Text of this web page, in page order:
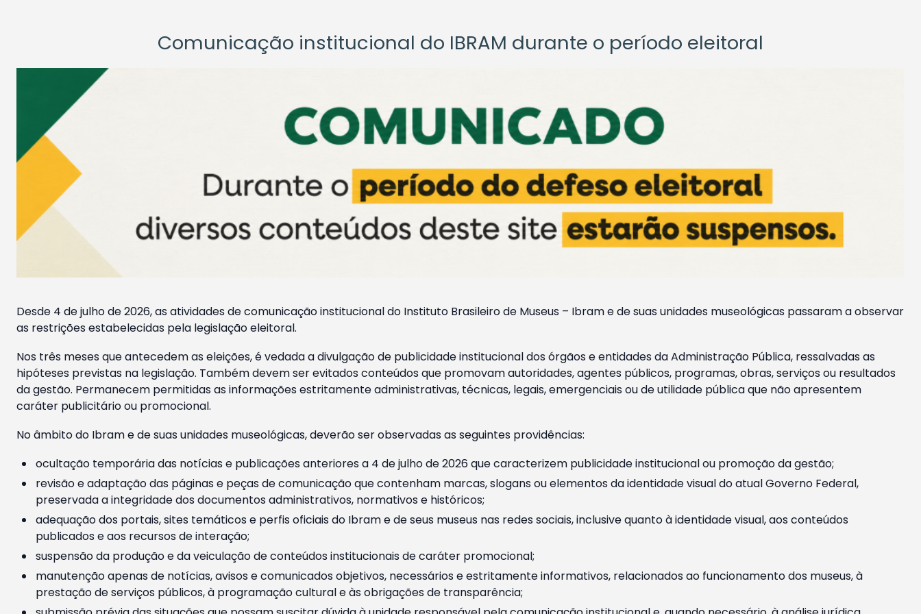
Comunicação institucional do IBRAM durante o período eleitoral
Desde 4 de julho de 2026, as atividades de comunicação institucional do Instituto Brasileiro de Museus – Ibram e de suas unidades museológicas passaram a observar
as restrições estabelecidas pela legislação eleitoral.
Nos três meses que antecedem as eleições, é vedada a divulgação de publicidade institucional dos órgãos e entidades da Administração Pública, ressalvadas as
hipóteses previstas na legislação. Também devem ser evitados conteúdos que promovam autoridades, agentes públicos, programas, obras, serviços ou resultados
da gestão. Permanecem permitidas as informações estritamente administrativas, técnicas, legais, emergenciais ou de utilidade pública que não apresentem
caráter publicitário ou promocional.
No âmbito do Ibram e de suas unidades museológicas, deverão ser observadas as seguintes providências:
ocultação temporária das notícias e publicações anteriores a 4 de julho de 2026 que caracterizem publicidade institucional ou promoção da gestão;
revisão e adaptação das páginas e peças de comunicação que contenham marcas, slogans ou elementos da identidade visual do atual Governo Federal,
preservada a integridade dos documentos administrativos, normativos e históricos;
adequação dos portais, sites temáticos e perfis oficiais do Ibram e de seus museus nas redes sociais, inclusive quanto à identidade visual, aos conteúdos
publicados e aos recursos de interação;
suspensão da produção e da veiculação de conteúdos institucionais de caráter promocional;
manutenção apenas de notícias, avisos e comunicados objetivos, necessários e estritamente informativos, relacionados ao funcionamento dos museus, à
prestação de serviços públicos, à programação cultural e às obrigações de transparência;